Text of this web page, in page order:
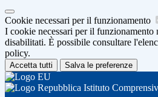
Cookie necessari per il funzionamento
I cookie necessari per il funzionamento
disabilitati. È possibile consultare
policy.
Accetta tutti Salva le preferenze
Istituto